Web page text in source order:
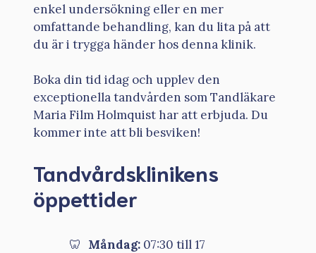
enkel undersökning eller en mer
omfattande behandling, kan du lita på att
du är i trygga händer hos denna klinik.
Boka din tid idag och upplev den
exceptionella tandvården som Tandläkare
Maria Film Holmquist har att erbjuda. Du
kommer inte att bli besviken!
Tandvårdsklinikens
öppettider
Måndag: 07:30 till 17